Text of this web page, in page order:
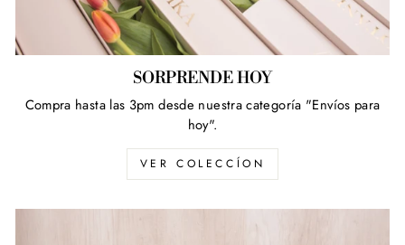
SORPRENDE HOY
Compra hasta las 3pm desde nuestra categoría "Envíos para
hoy".
VER COLECCÍON